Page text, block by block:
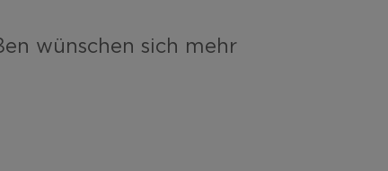
wünschen sich mehr